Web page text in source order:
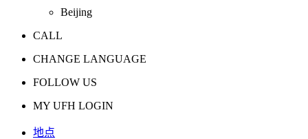
Beijing
CALL
CHANGE LANGUAGE
FOLLOW US
MY UFH LOGIN
地点